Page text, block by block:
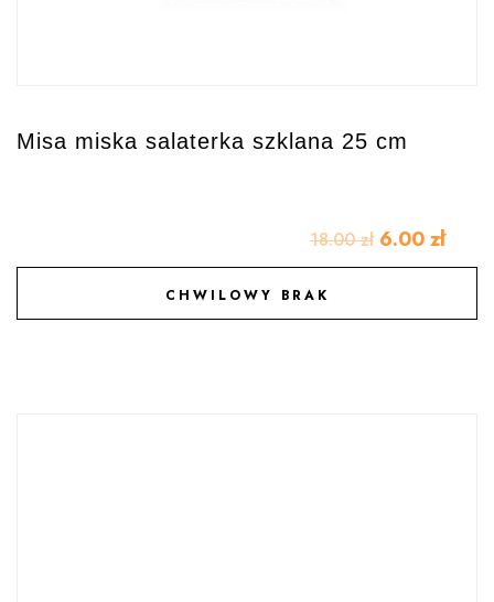
Misa miska salaterka szklana 25 cm
18.00zł 6.00 zł
CHWILOWY BRAK
DODAJ DO ULUBIONYCH